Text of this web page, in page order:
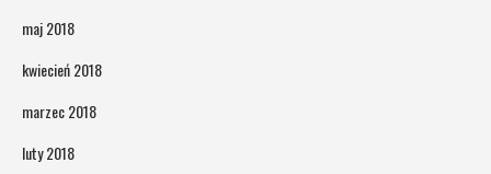
maj 2018
kwiecień 2018
marzec 2018
luty 2018